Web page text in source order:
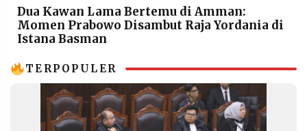
SERVICE
IKUTI
Dua Kawan Lama Bertemu di Amman:
Momen Prabowo Disambut Raja Yordania di
Istana Basman
TERPOPULER